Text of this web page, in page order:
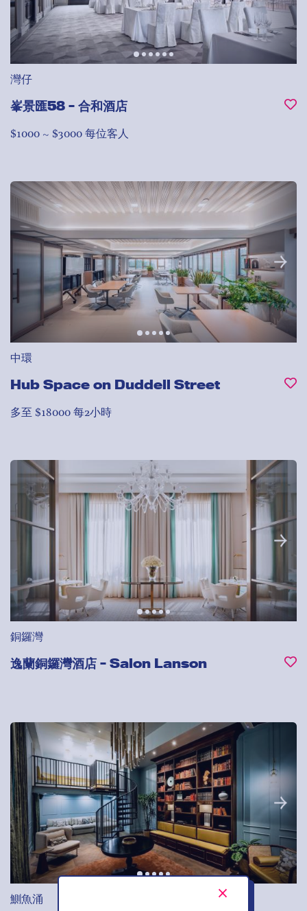
灣仔
峯景匯58 - 合和酒店
$1000 ~ $3000 每位客人
中環
Hub Space on Duddell Street
多至 $18000 每2小時
銅鑼灣
逸蘭銅鑼灣酒店 - Salon Lanson
鰂魚涌